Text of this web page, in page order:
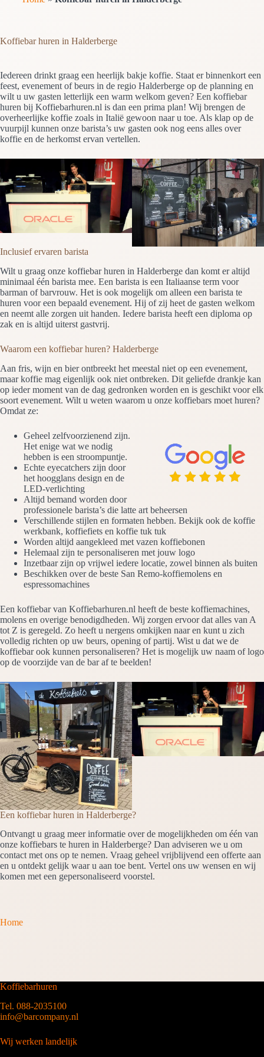
Koffiebar huren in Halderberge
Iedereen drinkt graag een heerlijk bakje koffie. Staat er binnenkort een
feest, evenement of beurs in de regio Halderberge op de planning en
wilt u uw gasten letterlijk een warm welkom geven? Een koffiebar
huren bij Koffiebarhuren.nl is dan een prima plan! Wij brengen de
overheerlijke koffie zoals in Italië gewoon naar u toe. Als klap op de
vuurpijl kunnen onze barista’s uw gasten ook nog eens alles over
koffie en de herkomst ervan vertellen.
Inclusief ervaren barista
Wilt u graag onze koffiebar huren in Halderberge dan komt er altijd
minimaal één barista mee. Een barista is een Italiaanse term voor
barman of barvrouw. Het is ook mogelijk om alleen een barista te
huren voor een bepaald evenement. Hij of zij heet de gasten welkom
en neemt alle zorgen uit handen. Iedere barista heeft een diploma op
zak en is altijd uiterst gastvrij.
Waarom een koffiebar huren? Halderberge
Aan fris, wijn en bier ontbreekt het meestal niet op een evenement,
maar koffie mag eigenlijk ook niet ontbreken. Dit geliefde drankje kan
op ieder moment van de dag gedronken worden en is geschikt voor elk
soort evenement. Wilt u weten waarom u onze koffiebars moet huren?
Omdat ze:
Geheel zelfvoorzienend zijn.
Het enige wat we nodig
hebben is een stroompuntje.
Echte eyecatchers zijn door
het hoogglans design en de
LED-verlichting
Altijd bemand worden door
professionele barista’s die latte art beheersen
Verschillende stijlen en formaten hebben. Bekijk ook de koffie
werkbank, koffiefiets en koffie tuk tuk
Worden altijd aangekleed met vazen koffiebonen
Helemaal zijn te personaliseren met jouw logo
Inzetbaar zijn op vrijwel iedere locatie, zowel binnen als buiten
Beschikken over de beste San Remo-koffiemolens en
espressomachines
Een koffiebar van Koffiebarhuren.nl heeft de beste koffiemachines,
molens en overige benodigdheden. Wij zorgen ervoor dat alles van A
tot Z is geregeld. Zo heeft u nergens omkijken naar en kunt u zich
volledig richten op uw beurs, opening of partij. Wist u dat we de
koffiebar ook kunnen personaliseren? Het is mogelijk uw naam of logo
op de voorzijde van de bar af te beelden!
Een koffiebar huren in Halderberge?
Ontvangt u graag meer informatie over de mogelijkheden om één van
onze koffiebars te huren in Halderberge? Dan adviseren we u om
contact met ons op te nemen. Vraag geheel vrijblijvend een offerte aan
en u ontdekt gelijk waar u aan toe bent. Vertel ons uw wensen en wij
komen met een gepersonaliseerd voorstel.
Home
Koffiebarhuren
Tel. 088-2035100
info@barcompany.nl
Wij werken landelijk